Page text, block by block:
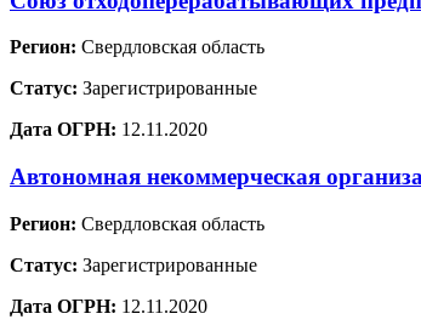
Регион: Свердловская область
Статус: Зарегистрированные
Дата ОГРН: 12.11.2020
Автономная некоммерческая
Регион: Свердловская область
Статус: Зарегистрированные
Дата ОГРН: 12.11.2020